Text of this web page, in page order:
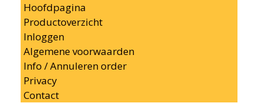
Hoofdpagina
Productoverzicht
Inloggen
Algemene voorwaarden
Info / Annuleren order
Privacy
Contact